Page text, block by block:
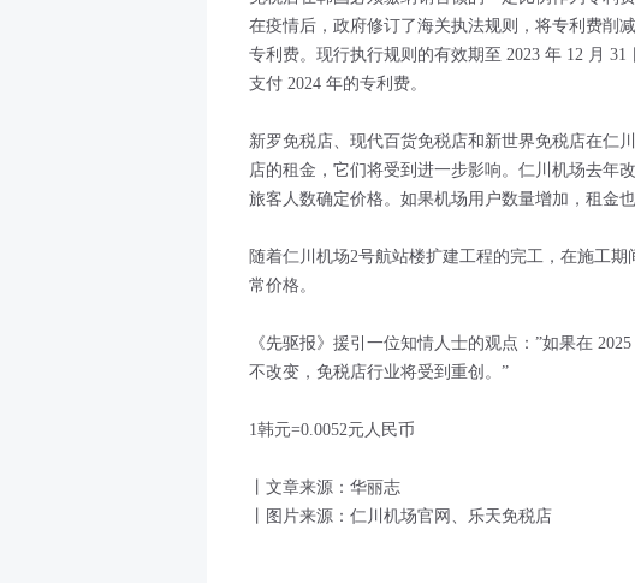
在疫情后，政府修订了海关执法规则，将专利费削
专利费。现行执行规则的有效期至 2023 年 12 月
支付 2024 年的专利费。
新罗免税店、现代百货免税店和新世界免税店在仁
店的租金，它们将受到进一步影响。仁川机场去年
旅客人数确定价格。如果机场用户数量增加，租金也
随着仁川机场2号航站楼扩建工程的完工，在施工
常价格。
《先驱报》援引一位知情人士的观点：”如果在
不改变，免税店行业将受到重创。”
1韩元=0.0052元人民币
丨文章来源：华丽志
丨图片来源：仁川机场官网、乐天免税店